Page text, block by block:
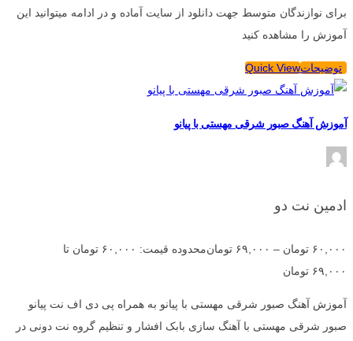
برای نوازندگان متوسط جهت دانلود از سایت آماده و در ادامه میتوانید این
آموزش را مشاهده کنید
توضیحاتQuick View
آموزش آهنگ صبور شرقی مهستی با پیانو
ادمین نت دو
۶۰,۰۰۰ تومان – ۶۹,۰۰۰ تومان
محدوده قیمت: ۶۰,۰۰۰ تومان تا
۶۹,۰۰۰ تومان
آموزش آهنگ صبور شرقی مهستی با پیانو به همراه پی دی اف نت پیانو
صبور شرقی مهستی با آهنگ سازی بابک افشار و تنظیم گروه نت دونی در